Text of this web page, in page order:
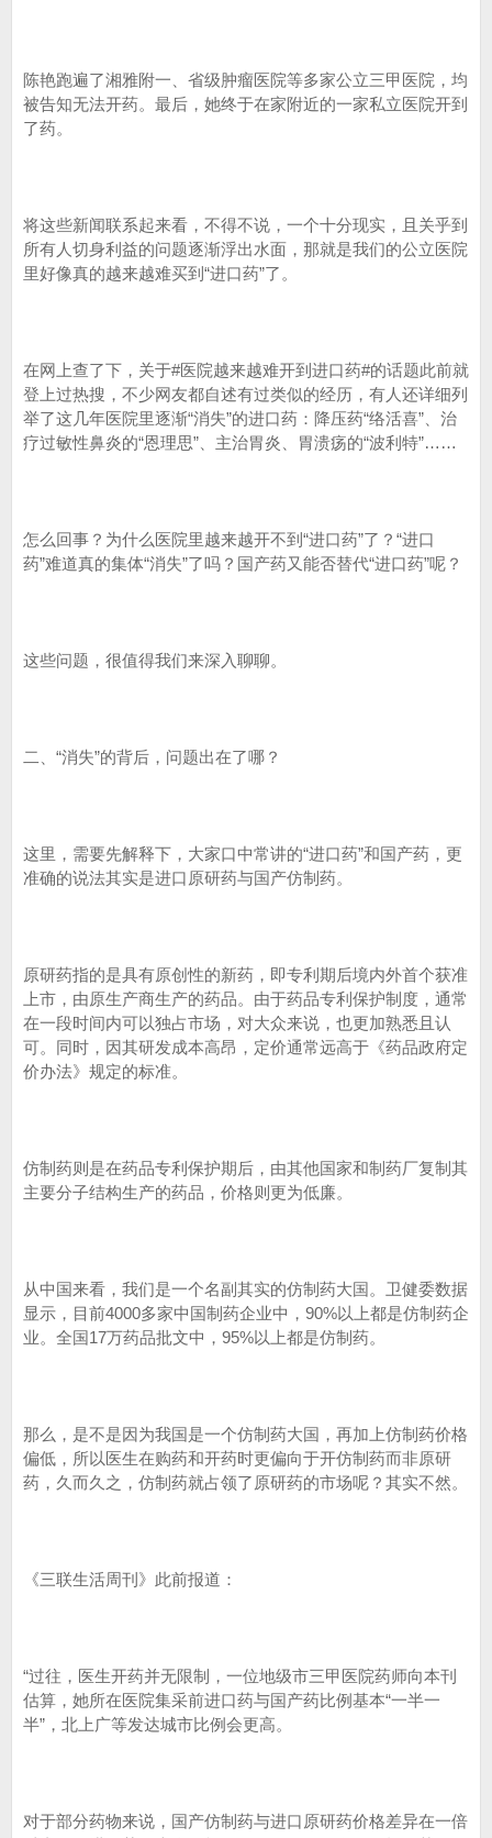
陈艳跑遍了湘雅附一、省级肿瘤医院等多家公立三甲医院，均
被告知无法开药。最后，她终于在家附近的一家私立医院开到
了药。
将这些新闻联系起来看，不得不说，一个十分现实，且关乎到
所有人切身利益的问题逐渐浮出水面，那就是我们的公立医院
里好像真的越来越难买到“进口药”了。
在网上查了下，关于#医院越来越难开到进口药#的话题此前就
登上过热搜，不少网友都自述有过类似的经历，有人还详细列
举了这几年医院里逐渐“消失”的进口药：降压药“络活喜”、治
疗过敏性鼻炎的“恩理思”、主治胃炎、胃溃疡的“波利特”……
怎么回事？为什么医院里越来越开不到“进口药”了？“进口
药”难道真的集体“消失”了吗？国产药又能否替代“进口药”呢？
这些问题，很值得我们来深入聊聊。
二、“消失”的背后，问题出在了哪？
这里，需要先解释下，大家口中常讲的“进口药”和国产药，更
准确的说法其实是进口原研药与国产仿制药。
原研药指的是具有原创性的新药，即专利期后境内外首个获准
上市，由原生产商生产的药品。由于药品专利保护制度，通常
在一段时间内可以独占市场，对大众来说，也更加熟悉且认
可。同时，因其研发成本高昂，定价通常远高于《药品政府定
价办法》规定的标准。
仿制药则是在药品专利保护期后，由其他国家和制药厂复制其
主要分子结构生产的药品，价格则更为低廉。
从中国来看，我们是一个名副其实的仿制药大国。卫健委数据
显示，目前4000多家中国制药企业中，90%以上都是仿制药企
业。全国17万药品批文中，95%以上都是仿制药。
那么，是不是因为我国是一个仿制药大国，再加上仿制药价格
偏低，所以医生在购药和开药时更偏向于开仿制药而非原研
药，久而久之，仿制药就占领了原研药的市场呢？其实不然。
《三联生活周刊》此前报道：
“过往，医生开药并无限制，一位地级市三甲医院药师向本刊
估算，她所在医院集采前进口药与国产药比例基本“一半一
半”，北上广等发达城市比例会更高。
对于部分药物来说，国产仿制药与进口原研药价格差异在一倍